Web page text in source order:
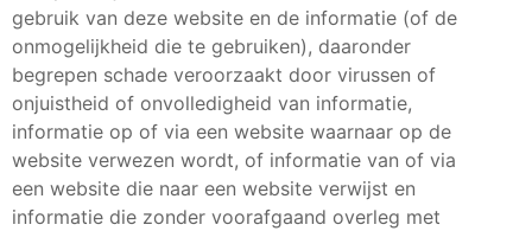
gebruik van deze website en de informatie (of de
onmogelijkheid die te gebruiken), daaronder
begrepen schade veroorzaakt door virussen of
onjuistheid of onvolledigheid van informatie,
informatie op of via een website waarnaar op de
website verwezen wordt, of informatie van of via
een website die naar een website verwijst en
informatie die zonder voorafgaand overleg met